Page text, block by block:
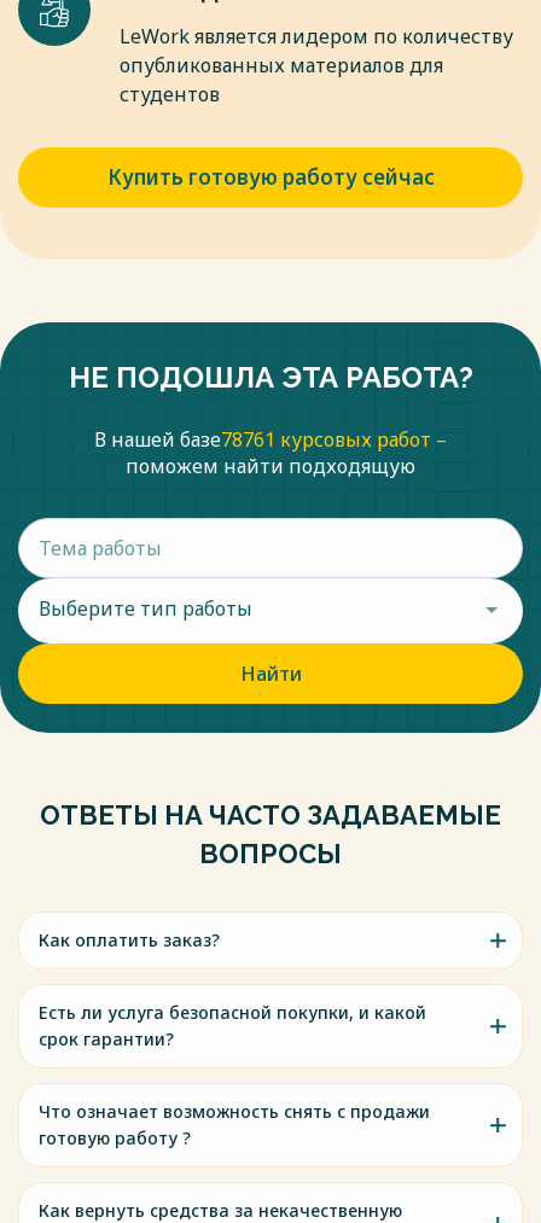
LeWork является лидером по количеству
опубликованных материалов для
студентов
Купить готовую работу сейчас
НЕ ПОДОШЛА ЭТА РАБОТА?
В нашей базе78761 курсовых работ –
поможем найти подходящую
Выберите тип работы
Найти
ОТВЕТЫ НА ЧАСТО ЗАДАВАЕМЫЕ
ВОПРОСЫ
Как оплатить заказ?
Есть ли услуга безопасной покупки, и какой
срок гарантии?
Что означает возможность снять с продажи
готовую работу ?
Как вернуть средства за некачественную